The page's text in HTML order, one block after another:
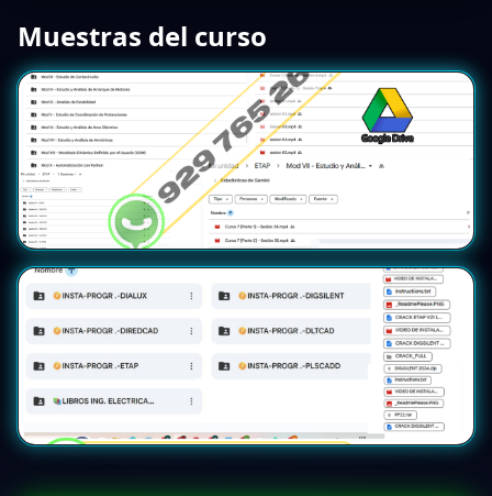
Muestras del curso